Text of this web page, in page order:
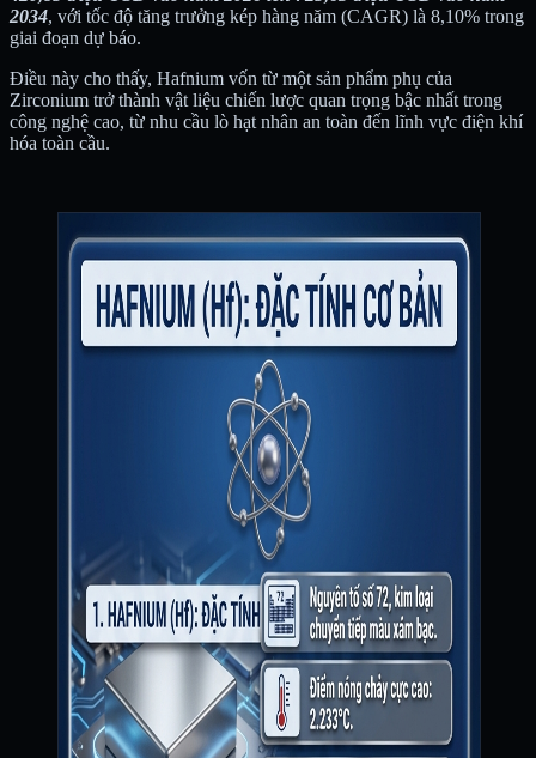
2034, với tốc độ tăng trưởng kép hàng năm (CAGR) là 8,10% trong
giai đoạn dự báo.
Điều này cho thấy, Hafnium vốn từ một sản phẩm phụ của
Zirconium trở thành vật liệu chiến lược quan trọng bậc nhất trong
công nghệ cao, từ nhu cầu lò hạt nhân an toàn đến lĩnh vực điện khí
hóa toàn cầu.